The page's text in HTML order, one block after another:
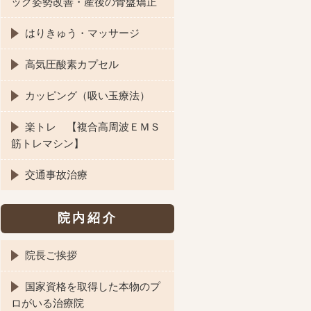
はりきゅう・マッサージ
高気圧酸素カプセル
カッピング（吸い玉療法）
楽トレ 【複合高周波ＥＭＳ
筋トレマシン】
交通事故治療
院内紹介
院長ご挨拶
国家資格を取得した本物のプ
ロがいる治療院